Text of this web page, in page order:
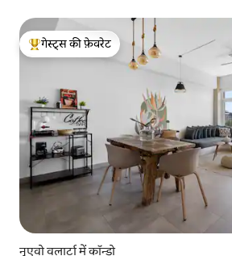
गेस्ट्स का टॉप फ़ेवरेट
गेस्ट्स की फ़ेवरेट
नुएवो वलार्टा में कॉन्डो